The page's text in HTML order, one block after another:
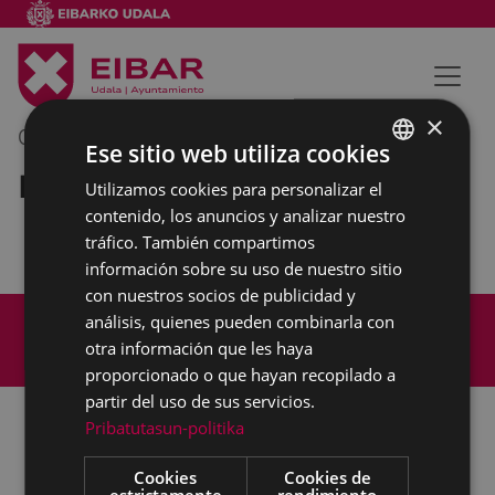
07/11/2023
Reunión interna municipal
Aviso legal
Política de cookies
Accesibilidad
BASQUE
SPANISH
×
Ese sitio web utiliza cookies
Utilizamos cookies para personalizar el
contenido, los anuncios y analizar nuestro
tráfico. También compartimos
información sobre su uso de nuestro sitio
con nuestros socios de publicidad y
análisis, quienes pueden combinarla con
otra información que les haya
proporcionado o que hayan recopilado a
partir del uso de sus servicios.
Pribatutasun-politika
Cookies
Cookies de